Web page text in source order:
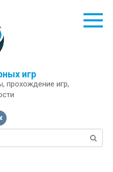
игр
прохождение игр,